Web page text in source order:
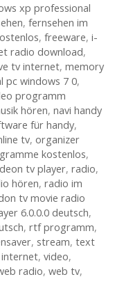
xp professional
, fernsehen im
, freeware, i-
radio download,
tv internet, memory
pc windows 7 0,
programm
hören, navi handy
für handy,
tv, organizer
kostenlos,
tv player, radio,
hören, radio im
tv movie radio
6.0.0.0 deutsch,
, rtf programm,
, stream, text
, video,
radio, web tv,